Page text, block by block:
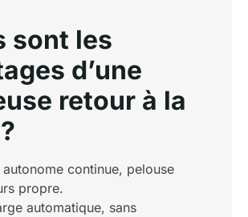
sont les
d’une
retour à la
autonome continue, pelouse
propre.
automatique, sans